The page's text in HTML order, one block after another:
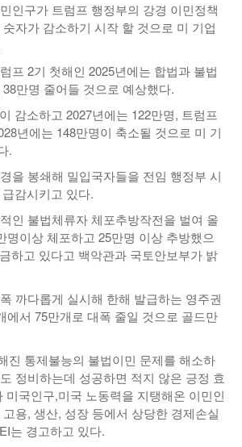
인구가 트럼프 행정부의 강경 이민정책
자가 감소하기 시작 할 것으로 미 기업
프 2기 첫해인 2025년에는 합법과 불법
만명 줄어들 것으로 예상했다.
감소하고 2027년에는 122만명, 트럼프
년에는 148만명이 축소될 것으로 미 기
.
을 봉쇄해 밀입국자들을 전임 행정부 시
감시키고 있다.
인 불법체류자 체포추방작전을 벌여 올
명이상 체포하고 25만명 이상 추방했으
하고 있다고 백악관과 국토안보부가 밝
까다롭게 실시해 한해 발급하는 영주권
에서 75만개로 대폭 줄일 것으로 골드만
진 통제불능의 불법이민 문제를 해소하
정비하는데 성공하면 적지 않은 긍정 효
미국인구,미국 노동력을 지탱해온 이민인
용, 생산, 성장 등에서 상당한 경제손실
는 경고하고 있다.